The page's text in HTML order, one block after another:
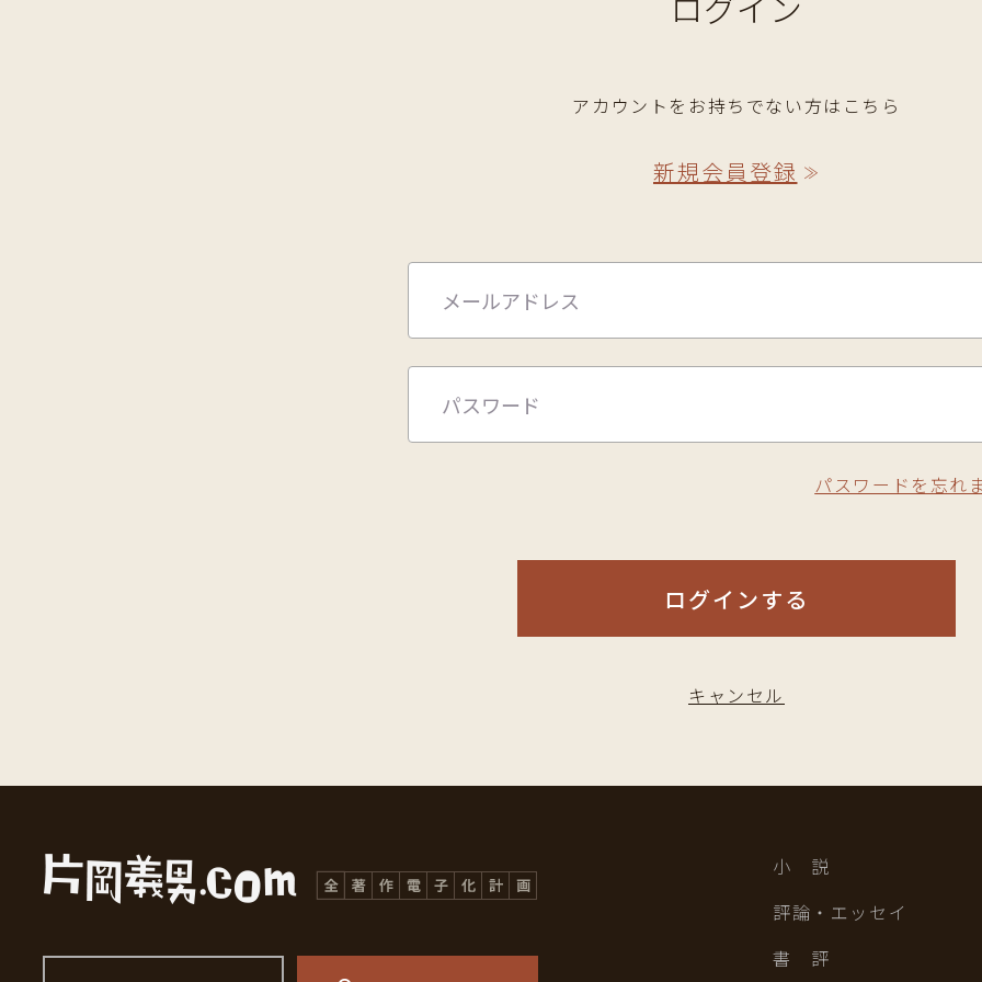
アカウントをお持ちでない方はこちら
新規会員登録 ≫
パスワードを忘れ
ログインする
キャンセル
小 説
評論・エッセイ
書 評